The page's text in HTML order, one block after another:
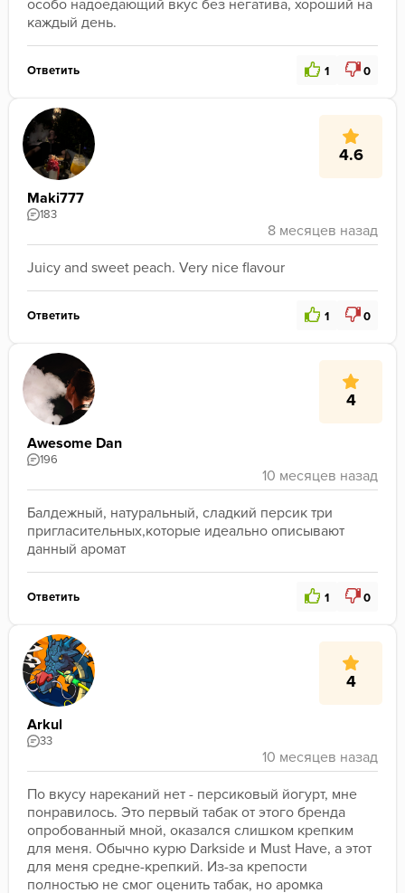
особо надоедающий вкус без негатива, хороший на
каждый день.
Ответить 1 0
4.6
Maki777
183
Juicy and sweet peach. Very nice flavour
Ответить 1 0
4
Awesome Dan
196
Балдежный, натуральный, сладкий персик три
пригласительных,которые идеально описывают
данный аромат
Ответить 1 0
4
Arkul
33
По вкусу нареканий нет - персиковый йогурт, мне
понравилось. Это первый табак от этого бренда
опробованный мной, оказался слишком крепким
для меня. Обычно курю Darkside и Must Have, а этот
для меня средне-крепкий. Из-за крепости
полностью не смог оценить табак, но аромка